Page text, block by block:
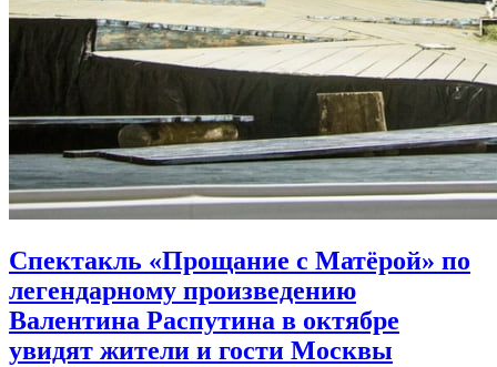
Спектакль «Прощание с Матёрой» по
легендарному произведению
Валентина Распутина в октябре
увидят жители и гости Москвы